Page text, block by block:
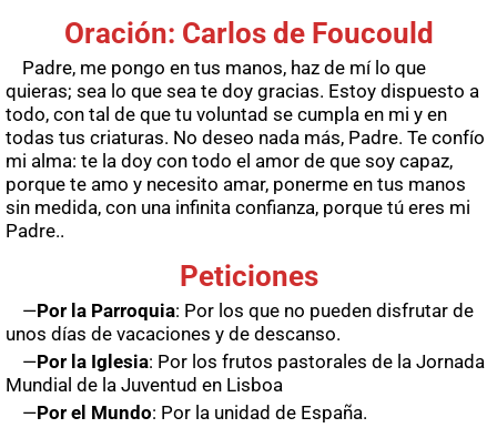
Oración: Carlos de Foucould
Padre, me pongo en tus manos, haz de mí lo que
quieras; sea lo que sea te doy gracias. Estoy dispuesto a
todo, con tal de que tu voluntad se cumpla en mi y en
todas tus criaturas. No deseo nada más, Padre. Te confío
mi alma: te la doy con todo el amor de que soy capaz,
porque te amo y necesito amar, ponerme en tus manos
sin medida, con una infinita confianza, porque tú eres mi
Padre..
Peticiones
—Por la Parroquia: Por los que no pueden disfrutar de
unos días de vacaciones y de descanso.
—Por la Iglesia: Por los frutos pastorales de la Jornada
Mundial de la Juventud en Lisboa
—Por el Mundo: Por la unidad de España.